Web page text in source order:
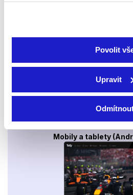
Povolit
Upravit
Mobily a tablety